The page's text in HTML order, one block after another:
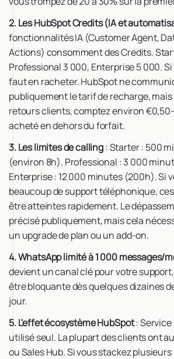
2. Les HubSpot Credits (IA et
fonctionnalités IA (Customer Agent,
Actions) consomment des Credits.
Professional 3 000, Enterprise 5 000.
faut en racheter. HubSpot ne
publiquement le tarif de recharge, mais
retours clients, comptez environ
acheté en dehors du forfait.
3. Les limites de calling: Starter : 500
(environ 8h). Professional : 3 000
Enterprise : 12 000 minutes (200h). Si
beaucoup de support téléphonique,
être atteintes rapidement. Le
précisé publiquement, mais cela
un upgrade de plan ou un add-on.
4. WhatsApp limité à 1 000 messages/
devient un canal clé pour votre
être bloquante dès quelques dizaines
jour.
5. L'effet écosystème HubSpot: Service
utilisé seul. La plupart des clients ont
ou Sales Hub. Si vous stackez